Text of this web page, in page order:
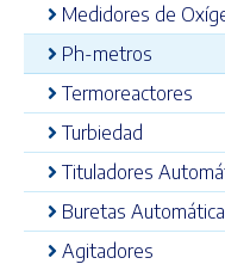
Medidores de
Ph-metros
Termoreactores
Turbiedad
Tituladores
Buretas
Agitadores